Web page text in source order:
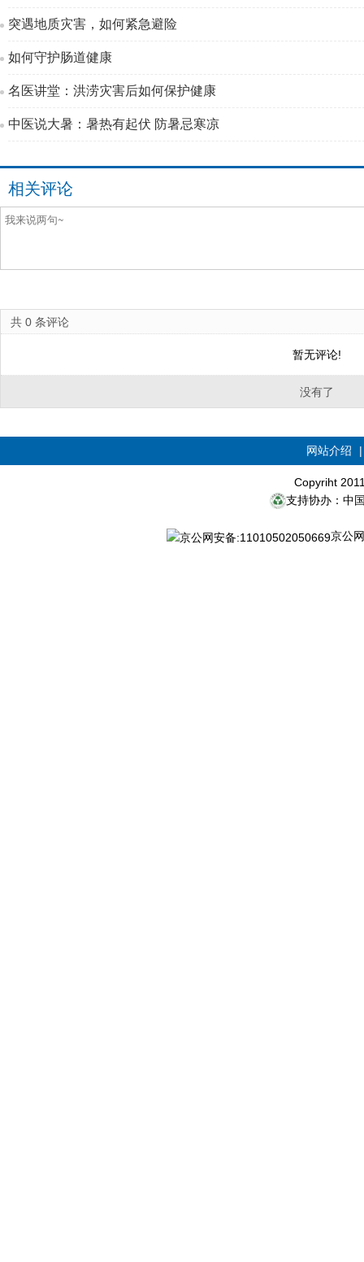
突遇地质灾害，如何紧急避险
如何守护肠道健康
名医讲堂：洪涝灾害后如何保护健康
中医说大暑：暑热有起伏 防暑忌寒凉
相关评论
共 0 条评论
暂无评论!
没有了
网站介绍
Copyriht
支持协办：中
京公